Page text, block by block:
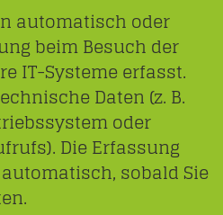
automatisch oder
beim Besuch der
IT-Systeme erfasst.
Daten (z. B.
oder
Die Erfassung
sobald Sie